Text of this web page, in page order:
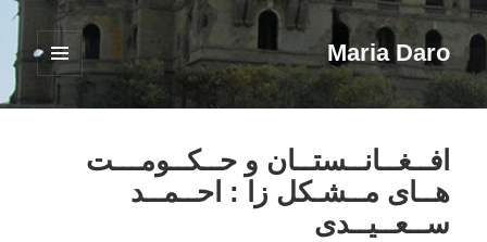
Maria Daro
فهرست
ابزارک‌ها
افــغــانــستــان و حــکــومـــت
هــای مــشـکل زا : احــمــد
ســعــیــدی